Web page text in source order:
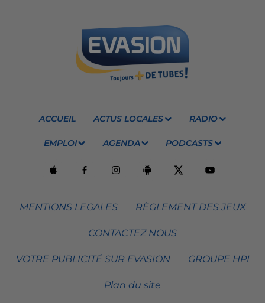
ACCUEIL ACTUS LOCALES RADIO
EMPLOI AGENDA PODCASTS
MENTIONS LEGALES RÈGLEMENT DES JEUX
CONTACTEZ NOUS
VOTRE PUBLICITÉ SUR EVASION GROUPE HPI
Plan du site